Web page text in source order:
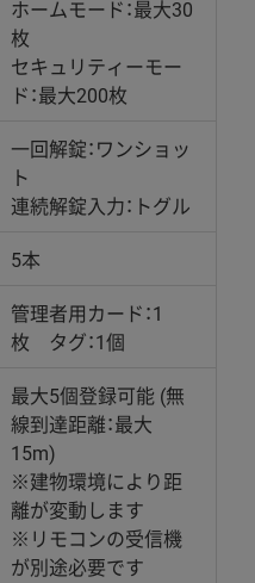
ホームモード：最大30
枚
セキュリティーモー
ド：最大200枚
一回解錠：ワンショッ
ト
連続解錠入力：トグル
5本
管理者用カード：1
枚 タグ：1個
最大5個登録可能 (無
線到達距離：最大
15m)
※建物環境により距
離が変動します
※リモコンの受信機
が別途必要です